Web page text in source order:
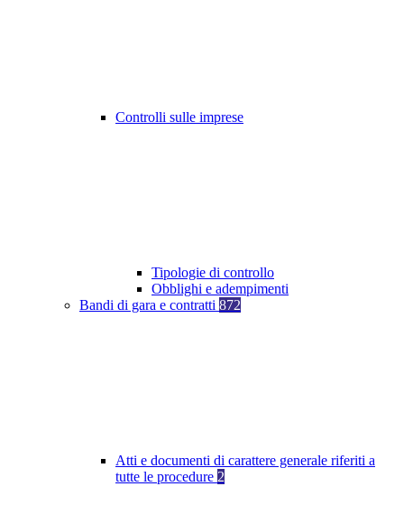
Controlli sulle imprese
Tipologie di controllo
Obblighi e adempimenti
Bandi di gara e contratti 872
Atti e documenti di carattere generale riferiti a
tutte le procedure 2